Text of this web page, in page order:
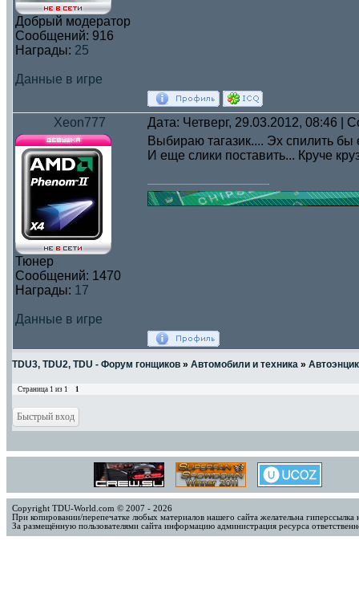
Добрый модератор
Сообщений: 916
Награды: 25
Данные в игре
Xeon777 Дата: Четверг, 29.03.2012, 08:46 |
Тюнер
Сообщений: 1470
Награды: 17
Данные в игре
Выбираю тагазик.... Эх спилить бы
И еще слики поставить... Круче
TDU3, TDU2, TDU - Форум гонщиков » Автомобили и техника »
Страница 1 из 1 1
Copyright TDU-World.com © 2007 - 2026
При копировании/перепечатке любых материалов нашего сайта желательна
За размещённую пользователями сайта информацию администрация ресурса